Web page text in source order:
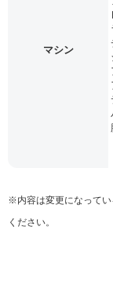
マシン
※内容は変更になってい
ください。